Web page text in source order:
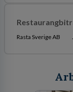
Rasta Sverige AB